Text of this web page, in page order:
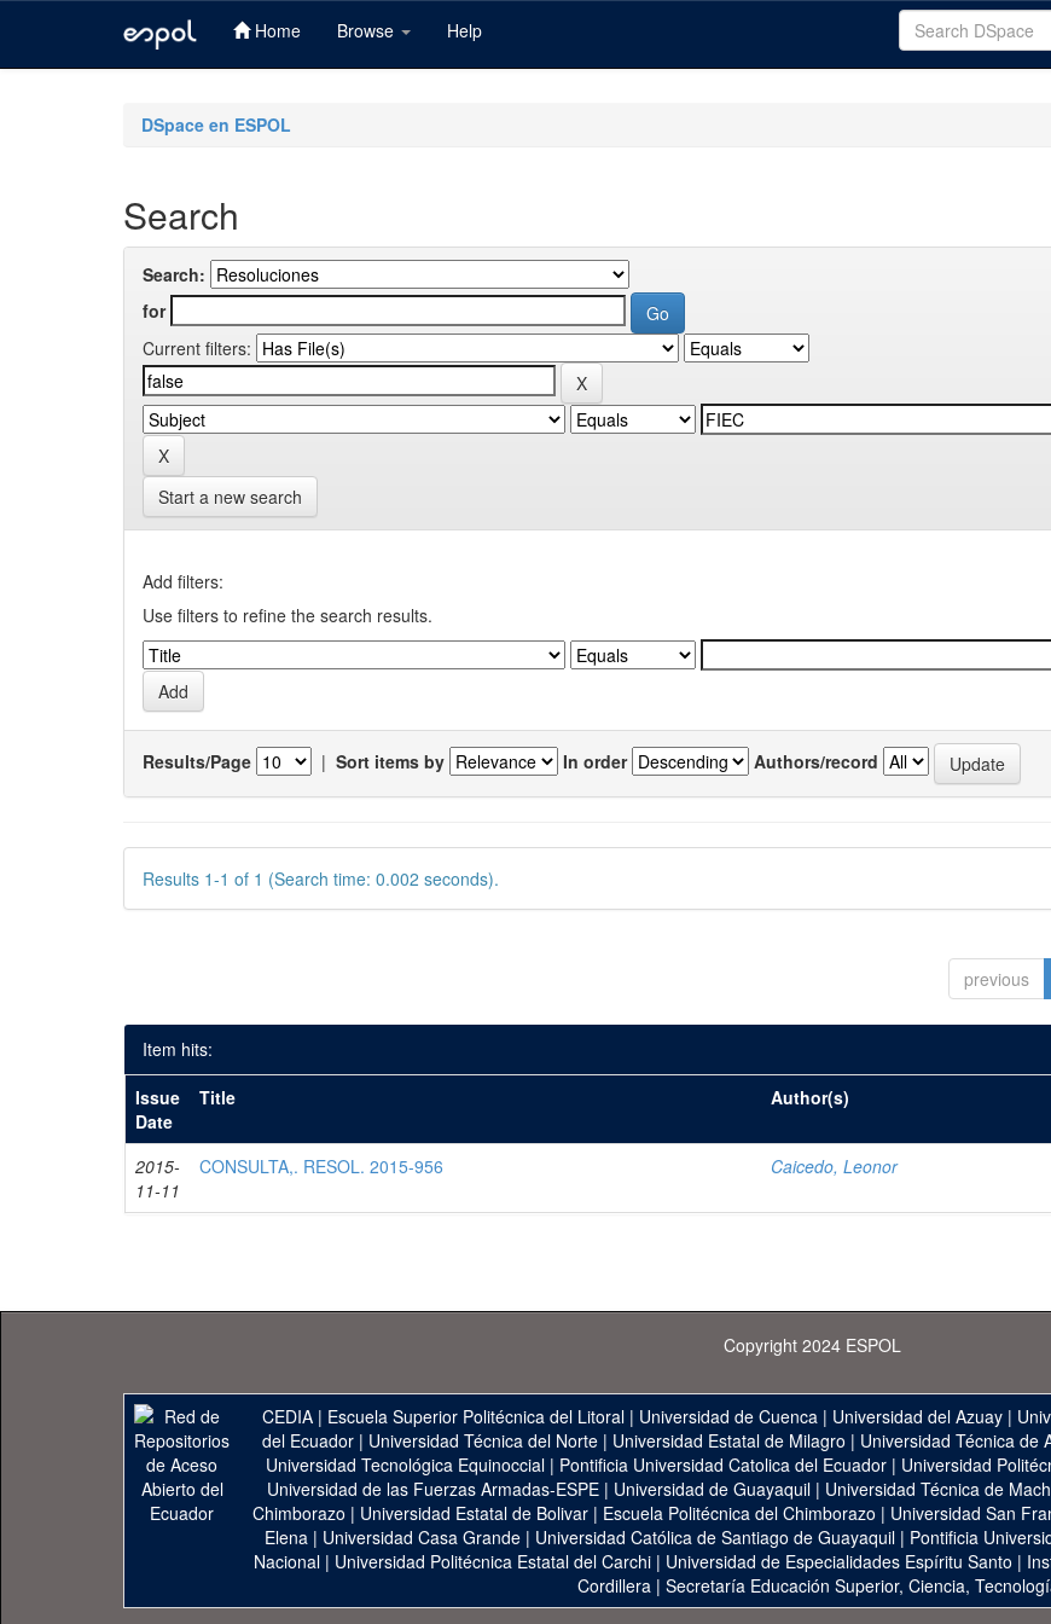
Home Browse Help
DSpace en ESPOL
Search
Search:
for
Current filters:
Start a new search
Add filters:
Use filters to refine the search results.
Results/Page | Sort items by In order Authors/record
Results 1-1 of 1 (Search time: 0.002 seconds).
previous
Item hits:
Issue
Date
Title Author(s)
2015-
11-11
CONSULTA,. RESOL. 2015-956 Caicedo, Leonor
Copyright 2024 ESPOL
CEDIA | Escuela Superior Politécnica del Litoral | Universidad de Cuenca | Universidad del Azuay |
del Ecuador| Universidad Técnica del Norte| Universidad Estatal de Milagro | Universidad Técnica de
Universidad Tecnológica Equinoccial| Pontificia Universidad Catolica del Ecuador| Universidad
Universidad de las Fuerzas Armadas-ESPE | Universidad de Guayaquil | Universidad Técnica de
Chimborazo | Universidad Estatal de Bolivar| Escuela Politécnica del Chimborazo | Universidad San
Elena | Universidad Casa Grande | Universidad Católica de Santiago de Guayaquil | Pontificia
Nacional | Universidad Politécnica Estatal del Carchi | Universidad de Especialidades Espíritu Santo |
Cordillera| Secretaría Educación Superior, Ciencia,